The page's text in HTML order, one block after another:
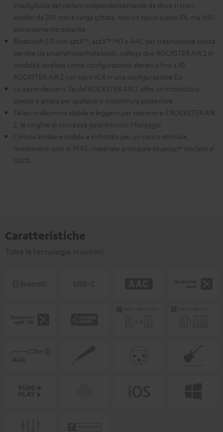
intelligibilità del parlato indipendentemente da dove ti trovi,
woofer da 250 mm a lunga gittata, non un tipico suono PA, ma HiFi
estremamente potente
Bluetooth 5.0 con aptX™, aptX™ HD e AAC per trasmissione senza
perdite da smartphone/notebook, collega due ROCKSTER AIR 2 in
modalità wireless come configurazione stereo o fino a 10
ROCKSTER AIR 2 con cavo XLR in una configurazione DJ
Lo zaino deuter x Teufel ROCKSTER AIR 2 offre un'imbottitura
spessa e ampia per spallacci e imbottitura posteriore
Telaio in alluminio stabile e leggero per sostenere il ROCKSTER AIR
2, le cinghie di sicurezza garantiscono il fissaggio
Cintura lombare stabile e imbottita per un carico ottimale,
rivestimenti privi di PFAS, materiale principale bluesign® riciclato al
100%
Caratteristiche
Tutte le tecnologie in sintesi